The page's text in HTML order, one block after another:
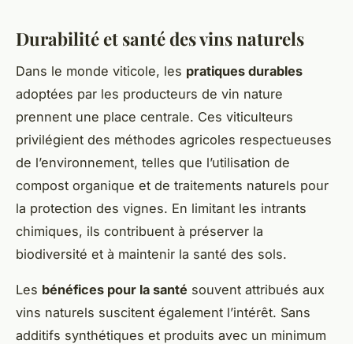
Durabilité et santé des vins naturels
Dans le monde viticole, les pratiques durables
adoptées par les producteurs de vin nature
prennent une place centrale. Ces viticulteurs
privilégient des méthodes agricoles respectueuses
de l’environnement, telles que l’utilisation de
compost organique et de traitements naturels pour
la protection des vignes. En limitant les intrants
chimiques, ils contribuent à préserver la
biodiversité et à maintenir la santé des sols.
Les bénéfices pour la santé souvent attribués aux
vins naturels suscitent également l’intérêt. Sans
additifs synthétiques et produits avec un minimum